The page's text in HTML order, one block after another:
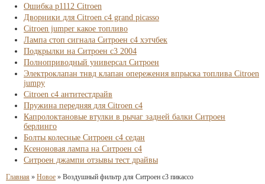
Ошибка p1112 Citroen
Дворники для Citroen c4 grand picasso
Citroen jumper какое топливо
Лампа стоп сигнала Ситроен с4 хэтчбек
Подкрылки на Ситроен с3 2004
Полноприводный универсал Ситроен
Электроклапан тнвд клапан опережения впрыска топлива Citroen
jumpy
Citroen c4 антитестдрайв
Пружина передняя для Citroen c4
Капролоктановые втулки в рычаг задней балки Ситроен
берлинго
Болты колесные Ситроен с4 седан
Ксеноновая лампа на Ситроен с4
Ситроен джампи отзывы тест драйвы
Главная » Новое » Воздушный фильтр для Ситроен с3 пикассо